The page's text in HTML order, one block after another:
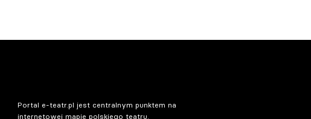
Portal e-teatr.pl jest centralnym punktem na
internetowej mapie polskiego teatru.